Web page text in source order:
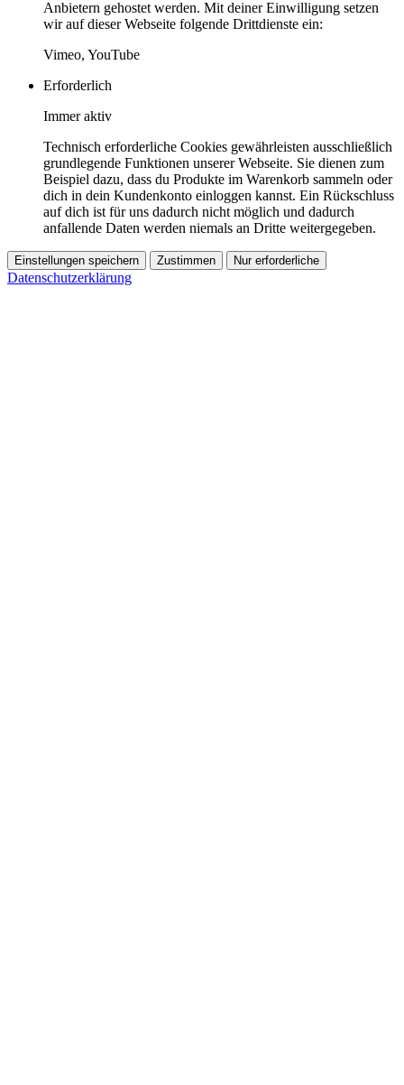
Anbietern gehostet werden. Mit deiner Einwilligung setzen
wir auf dieser Webseite folgende Drittdienste ein:
Vimeo, YouTube
Erforderlich
Immer aktiv
Technisch erforderliche Cookies gewährleisten ausschließlich
grundlegende Funktionen unserer Webseite. Sie dienen zum
Beispiel dazu, dass du Produkte im Warenkorb sammeln oder
dich in dein Kundenkonto einloggen kannst. Ein Rückschluss
auf dich ist für uns dadurch nicht möglich und dadurch
anfallende Daten werden niemals an Dritte weitergegeben.
Einstellungen speichern Zustimmen Nur erforderliche
Datenschutzerklärung